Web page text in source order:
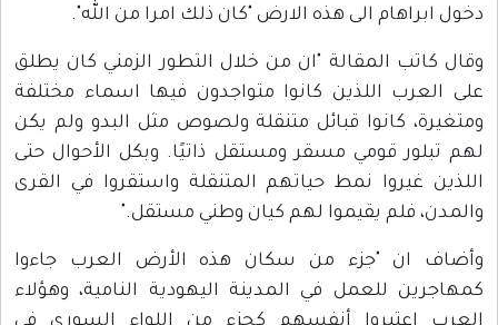
دخول ابراهام الى هذه الارض "كان ذلك امرا من الله".
وقال كاتب المقالة "ان من خلال التطور الزمني كان يطلق
على العرب اللذين كانوا متواجدون فيها اسماء مختلفة
ومتغيرة، كانوا قبائل متنقلة ولصوص مثل البدو ولم يكن
لهم تبلور قومي مسقر ومستقل ذاتيًا. وبكل الأحوال حتى
اللذين غيروا نمط حياتهم المتنقلة واستقروا في القرى
والمدن، فلم يقيموا لهم كيان وطني مستقل."
وأضاف ان "جزء من سكان هذه الأرض العرب جاءوا
كمهاجرين للعمل في المدينة اليهودية النامية، وهؤلاء